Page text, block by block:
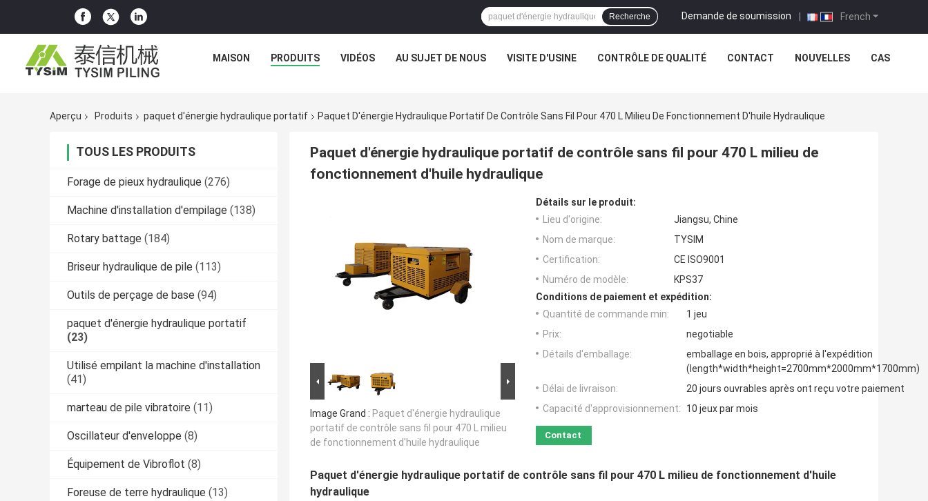
French
Demande de soumission |
Recherche
MAISON PRODUITS VIDÉOS AU SUJET DE NOUS VISITE D'USINE CONTRÔLE DE QUALITÉ CONTACT NOUVELLES CAS
Aperçu Produits paquet d'énergie hydraulique portatif Paquet D'énergie Hydraulique Portatif De Contrôle Sans Fil Pour 470 L Milieu De Fonctionnement D'huile Hydraulique
TOUS LES PRODUITS
Forage de pieux hydraulique (276)
Machine d'installation d'empilage (138)
Rotary battage (184)
Briseur hydraulique de pile (113)
Outils de perçage de base (94)
paquet d'énergie hydraulique portatif
(23)
Utilisé empilant la machine d'installation
(41)
marteau de pile vibratoire (11)
Oscillateur d'enveloppe (8)
Équipement de Vibroflot (8)
Foreuse de terre hydraulique (13)
Paquet d'énergie hydraulique portatif de contrôle sans fil pour 470 L milieu de
fonctionnement d'huile hydraulique
Image Grand : Paquet d'énergie hydraulique
portatif de contrôle sans fil pour 470 L milieu
de fonctionnement d'huile hydraulique
Détails sur le produit:
Lieu d'origine:
Jiangsu, Chine
Nom de marque:
TYSIM
Certification:
CE ISO9001
Numéro de modèle:
KPS37
Conditions de paiement et expédition:
Quantité de commande min:
1 jeu
Prix:
negotiable
Détails d'emballage:
emballage en bois, approprié à l'expédition
(length*width*height=2700mm*2000mm*1700mm)
Délai de livraison:
20 jours ouvrables après ont reçu votre paiement
Capacité d'approvisionnement:
10 jeux par mois
Contact
Paquet d'énergie hydraulique portatif de contrôle sans fil pour 470 L milieu de fonctionnement d'huile
hydraulique